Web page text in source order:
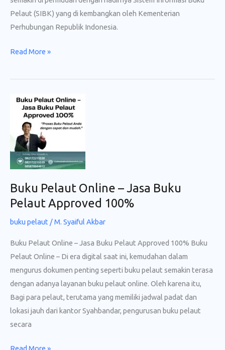
Pelaut (SIBK) yang di kembangkan oleh Kementerian
Perhubungan Republik Indonesia.
Sistem
Buku
Jasa
Buku
Pelaut
Approved
Read More »
Buku Pelaut Online – Jasa Buku
Pelaut Approved 100%
buku pelaut /M. Syaiful Akbar
Buku Pelaut Online – Jasa Buku Pelaut Approved 100% Buku
Pelaut Online – Di era digital saat ini, kemudahan dalam
mengurus dokumen penting seperti buku pelaut semakin terasa
dengan adanya layanan buku pelaut online. Oleh karena itu,
Bagi para pelaut, terutama yang memiliki jadwal padat dan
lokasi jauh dari kantor Syahbandar, pengurusan buku pelaut
secara
Buku